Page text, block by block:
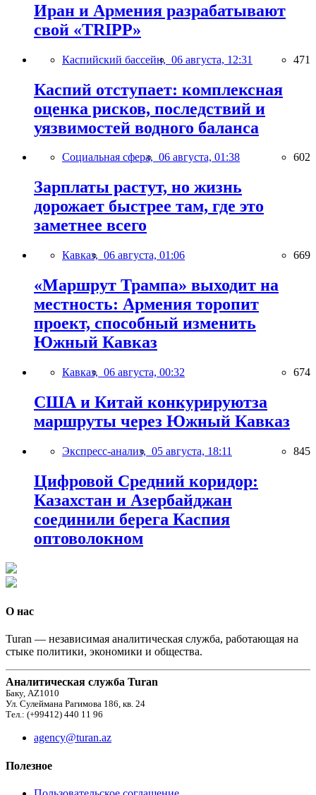
Иран и Армения разрабатывают
свой «TRIPP»
Каспийский бассейн, 06 августа, 12:31 471
Каспий отступает: комплексная
оценка рисков, последствий и
уязвимостей водного баланса
Социальная сфера, 06 августа, 01:38 602
Зарплаты растут, но жизнь
дорожает быстрее там, где это
заметнее всего
Кавказ, 06 августа, 01:06 669
«Маршрут Трампа» выходит на
местность: Армения торопит
проект, способный изменить
Южный Кавказ
Кавказ, 06 августа, 00:32 674
США и Китай конкурируютза
маршруты через Южный Кавказ
Экспресс-анализ, 05 августа, 18:11 845
Цифровой Средний коридор:
Казахстан и Азербайджан
соединили берега Каспия
оптоволокном
О нас
Turan — независимая аналитическая служба, работающая на
стыке политики, экономики и общества.
Аналитическая служба Turan
Баку, AZ1010
Ул. Сулеймана Рагимова 186, кв. 24
Тел.: (+99412) 440 11 96
agency@turan.az
Полезное